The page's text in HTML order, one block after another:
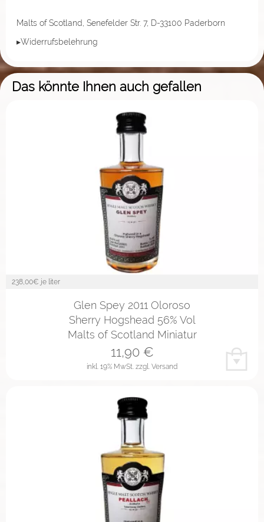
Malts of Scotland, Senefelder Str. 7, D-33100 Paderborn
▸Widerrufsbelehrung
Das könnte Ihnen auch gefallen
238,00€ je liter
Glen Spey 2011 Oloroso
Sherry Hogshead 56% Vol
Malts of Scotland Miniatur
inkl. 19% MwSt. zzgl. Versand
11,90€